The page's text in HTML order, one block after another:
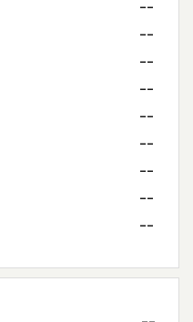
--
--
--
--
--
--
--
--
--